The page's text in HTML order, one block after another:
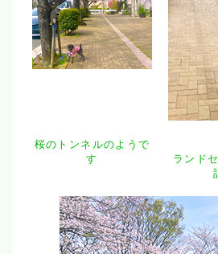
桜のトンネルのようで
す
ランド